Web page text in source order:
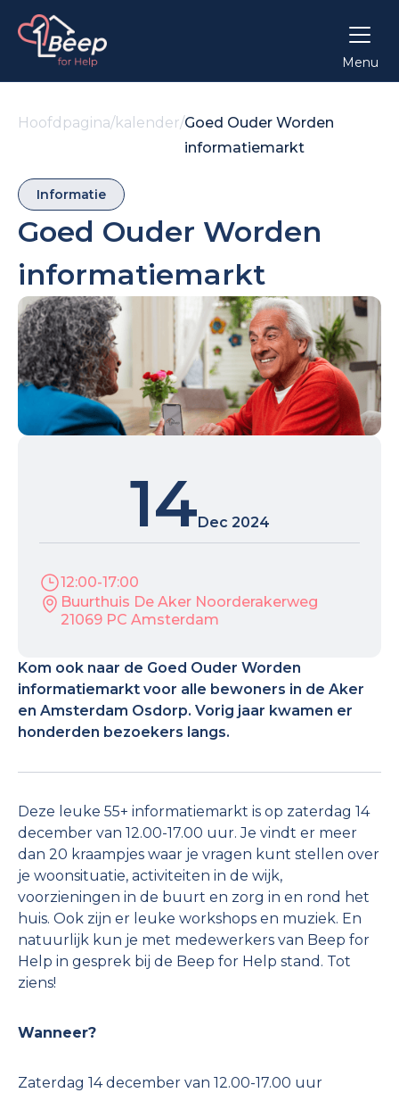
Menu
Hoofdpagina/kalender/Goed Ouder Worden
informatiemarkt
Goed Ouder Worden
informatiemarkt
Informatie
14Dec 2024
12:00-17:00
Buurthuis De Aker Noorderakerweg
21069 PC Amsterdam
Kom ook naar de Goed Ouder Worden
informatiemarkt voor alle bewoners in de Aker
en Amsterdam Osdorp. Vorig jaar kwamen er
honderden bezoekers langs.
Deze leuke 55+ informatiemarkt is op zaterdag 14
december van 12.00-17.00 uur. Je vindt er meer
dan 20 kraampjes waar je vragen kunt stellen over
je woonsituatie, activiteiten in de wijk,
voorzieningen in de buurt en zorg in en rond het
huis. Ook zijn er leuke workshops en muziek. En
natuurlijk kun je met medewerkers van Beep for
Help in gesprek bij de Beep for Help stand. Tot
ziens!
Wanneer?
Zaterdag 14 december van 12.00-17.00 uur